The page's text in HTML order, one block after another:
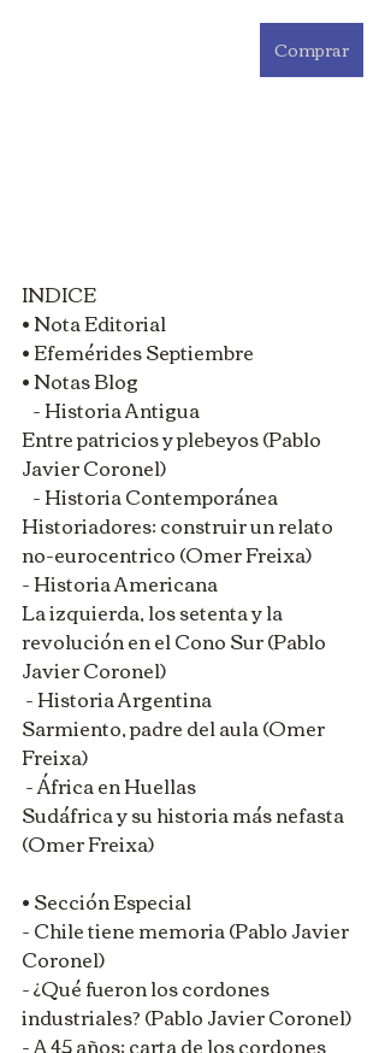
Comprar
INDICE
• Nota Editorial
• Efemérides Septiembre
• Notas Blog
   - Historia Antigua
Entre patricios y plebeyos (Pablo
Javier Coronel)
   - Historia Contemporánea
Historiadores: construir un relato
no-eurocentrico (Omer Freixa)
- Historia Americana
La izquierda, los setenta y la
revolución en el Cono Sur (Pablo
Javier Coronel)
- Historia Argentina
Sarmiento, padre del aula (Omer
Freixa)
- África en Huellas
Sudáfrica y su historia más nefasta
(Omer Freixa)
• Sección Especial
- Chile tiene memoria (Pablo Javier
Coronel)
- ¿Qué fueron los cordones
industriales? (Pablo Javier Coronel)